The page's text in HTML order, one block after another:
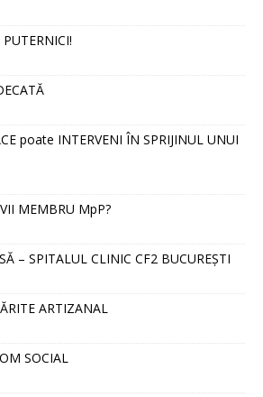
poate INTERVENI ÎN SPRIJINUL UNUI
MEMBRU MpP?
– SPITALUL CLINIC CF2 BUCUREȘTI
ARTIZANAL
SOCIAL